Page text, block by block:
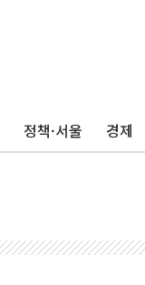
정책·서울 경제